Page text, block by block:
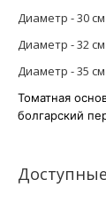
Диаметр - 30 см
Диаметр - 32 см
Диаметр - 35 см
Томатная
болгарский